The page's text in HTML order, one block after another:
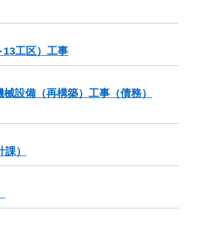
工区）工事
設備（再構築）工事（債務）
）